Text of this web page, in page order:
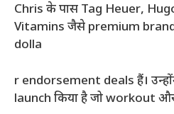
Chris के पास Tag Heuer,
Vitamins जैसे premium
dolla
r endorsement deals हैं।
launch किया है जो workout